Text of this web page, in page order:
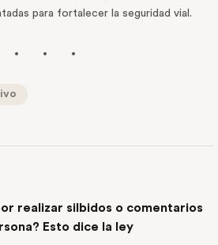
para fortalecer la seguridad vial.
realizar silbidos o comentarios
Esto dice la ley